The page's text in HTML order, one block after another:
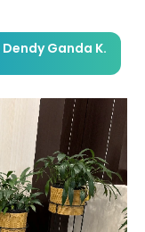
Dendy Ganda K.